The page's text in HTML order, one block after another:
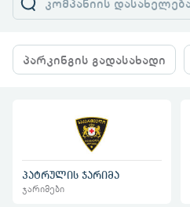
პარკინგის გადასახადი
პატრულის ჯარიმა
ჯარიმები